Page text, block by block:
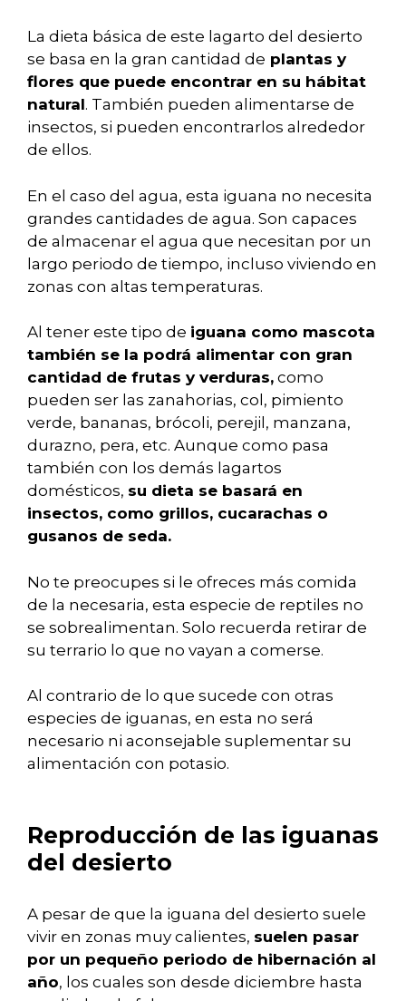
La dieta básica de este lagarto del desierto
se basa en la gran cantidad de plantas y
flores que puede encontrar en su hábitat
natural. También pueden alimentarse de
insectos, si pueden encontrarlos alrededor
de ellos.
En el caso del agua, esta iguana no necesita
grandes cantidades de agua. Son capaces
de almacenar el agua que necesitan por un
largo periodo de tiempo, incluso viviendo en
zonas con altas temperaturas.
Al tener este tipo de iguana como mascota
también se la podrá alimentar con gran
cantidad de frutas y verduras, como
pueden ser las zanahorias, col, pimiento
verde, bananas, brócoli, perejil, manzana,
durazno, pera, etc. Aunque como pasa
también con los demás lagartos
domésticos, su dieta se basará en
insectos, como grillos, cucarachas o
gusanos de seda.
No te preocupes si le ofreces más comida
de la necesaria, esta especie de reptiles no
se sobrealimentan. Solo recuerda retirar de
su terrario lo que no vayan a comerse.
Al contrario de lo que sucede con otras
especies de iguanas, en esta no será
necesario ni aconsejable suplementar su
alimentación con potasio.
Reproducción de las iguanas
del desierto
A pesar de que la iguana del desierto suele
vivir en zonas muy calientes, suelen pasar
por un pequeño periodo de hibernación al
año, los cuales son desde diciembre hasta